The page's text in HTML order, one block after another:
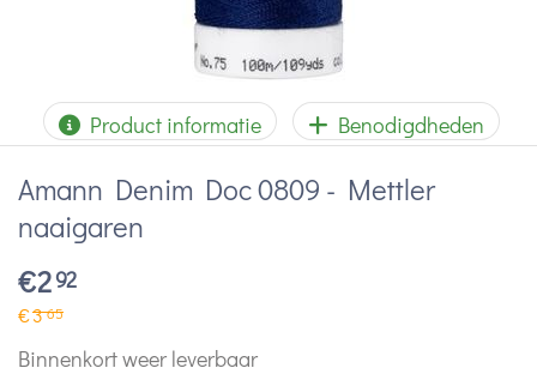
Product informatie Benodigdheden
Amann Denim Doc 0809 - Mettler
naaigaren
€292
€365
Binnenkort weer leverbaar